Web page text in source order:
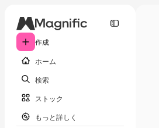
作成
ホーム
検索
ストック
もっと詳しく